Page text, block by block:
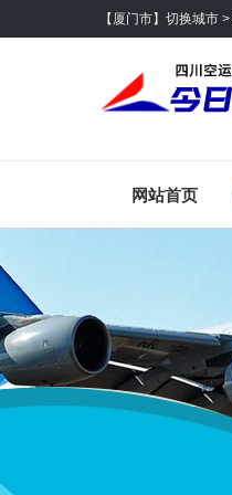
【厦门市】切换城市 >
网站首页